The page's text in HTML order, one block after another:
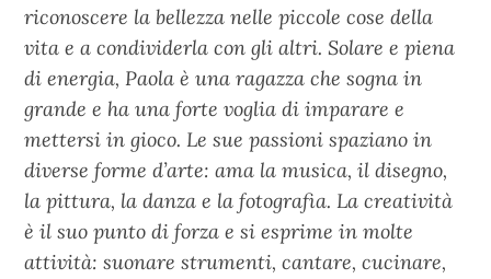
riconoscere la bellezza nelle piccole cose della
vita e a condividerla con gli altri. Solare e piena
di energia, Paola è una ragazza che sogna in
grande e ha una forte voglia di imparare e
mettersi in gioco. Le sue passioni spaziano in
diverse forme d’arte: ama la musica, il disegno,
la pittura, la danza e la fotografia. La creatività
è il suo punto di forza e si esprime in molte
attività: suonare strumenti, cantare, cucinare,